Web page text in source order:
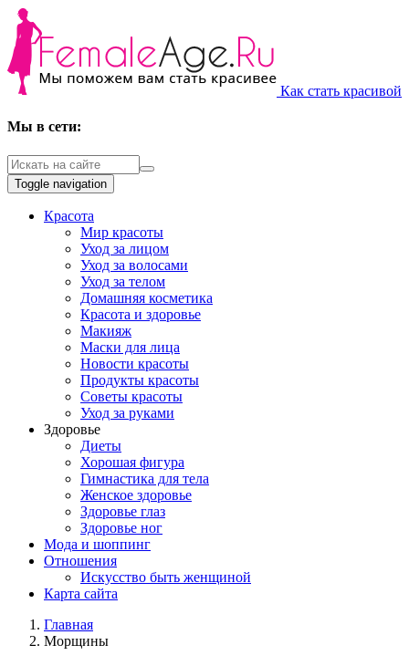
Как стать красивой
Мы в сети:
Toggle navigation
Красота
Мир красоты
Уход за лицом
Уход за волосами
Уход за телом
Домашняя косметика
Красота и здоровье
Макияж
Маски для лица
Новости красоты
Продукты красоты
Советы красоты
Уход за руками
Здоровье
Диеты
Хорошая фигура
Гимнастика для тела
Женское здоровье
Здоровье глаз
Здоровье ног
Мода и шоппинг
Отношения
Искусство быть женщиной
Карта сайта
Главная
Морщины